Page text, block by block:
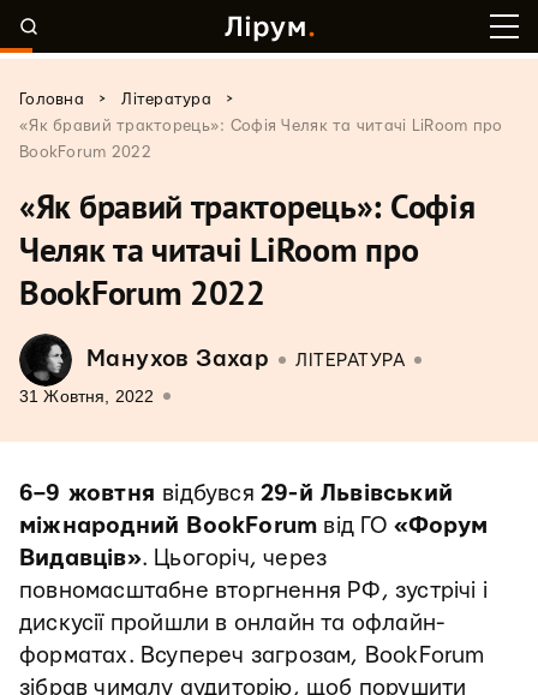
Головна > Література
>
«Як бравий тракторець»: Софія Челяк та читачі LiRoom про
BookForum 2022
«Як бравий тракторець»: Софія
Челяк та читачі LiRoom про
BookForum 2022
Манухов Захар ЛІТЕРАТУРА
31 Жовтня, 2022
6–9 жовтня відбувся29-й Львівський
міжнародний BookForum від ГО «Форум
Видавців». Цьогоріч, через
повномасштабне вторгнення РФ, зустрічі і
дискусії пройшли в онлайн та офлайн-
форматах. Всупереч загрозам, BookForum
зібрав чималу аудиторію, щоб порушити